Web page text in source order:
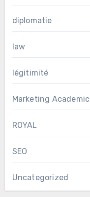
diplomatie
law
légitimité
Marketing Academic
ROYAL
SEO
Uncategorized